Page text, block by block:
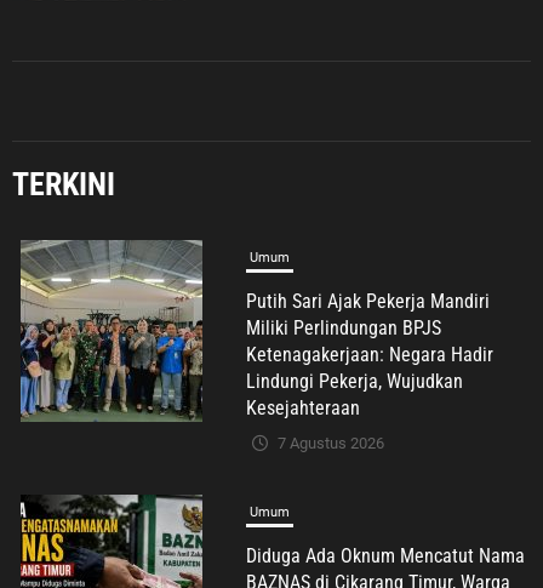
TERKINI
Lindungi Pekerja, Wujudkan
7 Agustus 2026
Umum
Diduga Ada Oknum Mencatut Nama
BAZNAS di Cikarang Timur, Warga
dengan Dalih Biaya Operasional
7 Agustus 2026